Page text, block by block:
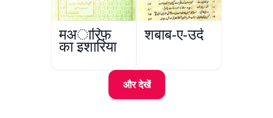
मअारिफ़
का इशारिया
शबाब-ए-उर्दू
और देखें